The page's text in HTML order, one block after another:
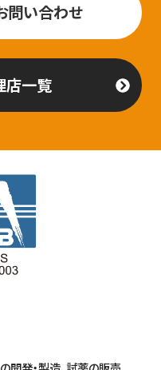
問い合わせ
店一覧